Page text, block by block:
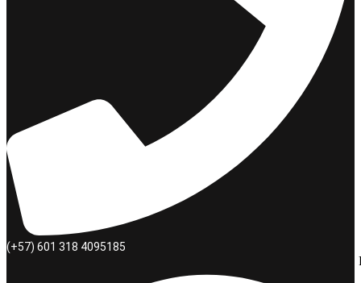
(+57) 601 318 4095185